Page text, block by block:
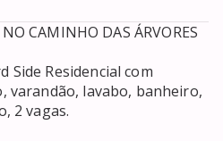
CAMINHO DAS ÁRVORES
Side Residencial com
varandão, lavabo, banheiro,
2 vagas.